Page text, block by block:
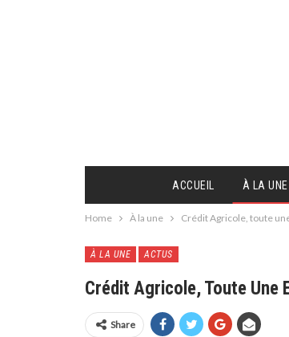
ACCUEIL À LA UNE
Home À la une Crédit Agricole, toute
À LA UNE ACTUS
Crédit Agricole, Toute Une
Share